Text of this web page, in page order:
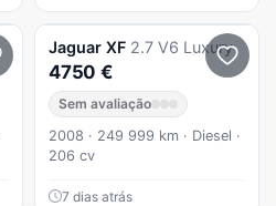
Jaguar XF 2.7 V6 Luxury
4750 €
Sem avaliação
2008 · 249 999 km · Diesel ·
206 cv
7 dias atrás